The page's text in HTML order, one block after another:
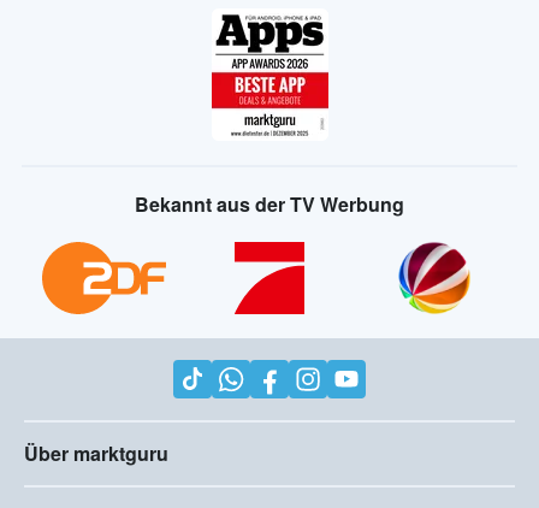
Bekannt aus der TV Werbung
Über marktguru